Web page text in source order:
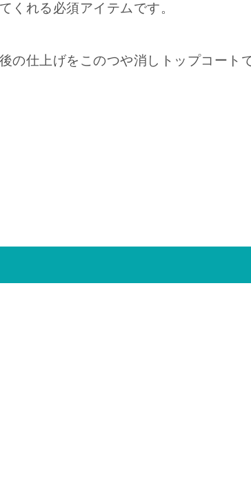
くれる必須アイテムです。
の仕上げをこのつや消しトップコート